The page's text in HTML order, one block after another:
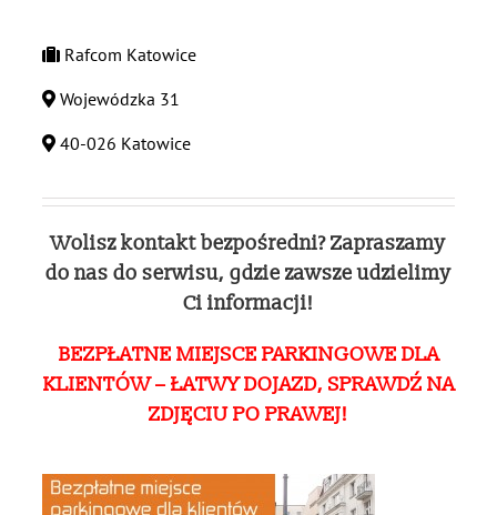
Rafcom Katowice
Wojewódzka 31
40-026 Katowice
Wolisz kontakt bezpośredni? Zapraszamy
do nas do serwisu, gdzie zawsze udzielimy
Ci informacji!
BEZPŁATNE MIEJSCE PARKINGOWE DLA
KLIENTÓW – ŁATWY DOJAZD, SPRAWDŹ NA
ZDJĘCIU PO PRAWEJ!